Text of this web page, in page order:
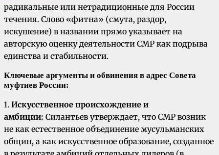
радикальные или нетрадиционные для России
течения. Слово «фитна» (смута, раздор,
искушение) в названии прямо указывает на
авторскую оценку деятельности СМР как подрыва
единства и стабильности.
Ключевые аргументы и обвинения в адрес Совета
муфтиев России:
1. Искусственное происхождение и
амбиции: Силантьев утверждает, что СМР возник
не как естественное объединение мусульманских
общин, а как искусственное образование, созданное